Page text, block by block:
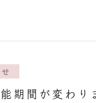
せ
期間が変わり